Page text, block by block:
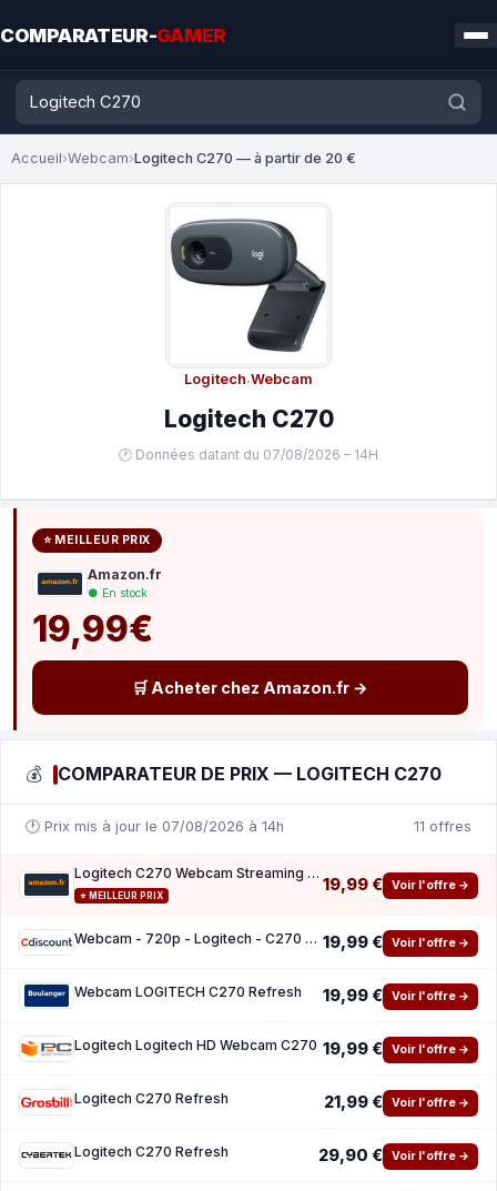
COMPARATEUR-GAMER
Accueil›Webcam›Logitech C270 — à partir de 20 €
Logitech·Webcam
Logitech C270
🕐 Données datant du 07/08/2026 – 14H
⭐ MEILLEUR PRIX
Amazon.fr
● En stock
19,99€
🛒 Acheter chez Amazon.fr →
💰 COMPARATEUR DE PRIX — LOGITECH C270
🕐 Prix mis à jour le 07/08/2026 à 14h 11 offres
Logitech C270 Webcam Streaming HD
⭐ MEILLEUR PRIX
19,99 € Voir l'offre →
Webcam - 720p - Logitech - C270 - Microphone integre 19,99 € Voir l'offre →
Webcam LOGITECH C270 Refresh 19,99 € Voir l'offre →
Logitech Logitech HD Webcam C270 19,99 € Voir l'offre →
Logitech C270 Refresh 21,99 € Voir l'offre →
Logitech C270 Refresh 29,90 € Voir l'offre →